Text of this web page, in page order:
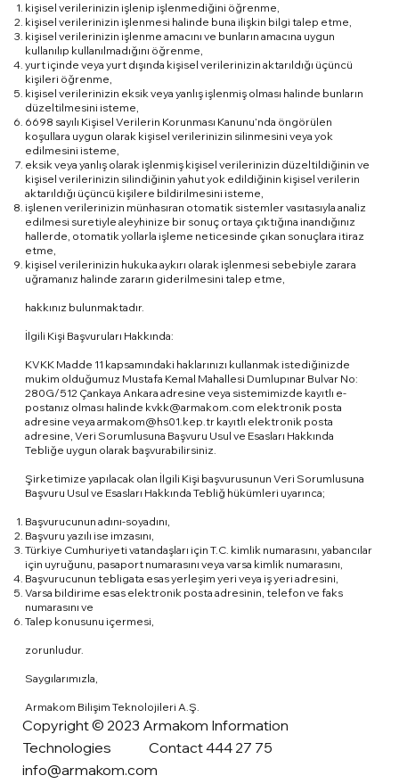
kişisel verilerinizin işlenip işlenmediğini öğrenme,
kişisel verilerinizin işlenmesi halinde buna ilişkin bilgi talep etme,
kişisel verilerinizin işlenme amacını ve bunların amacına uygun
kullanılıp kullanılmadığını öğrenme,
yurt içinde veya yurt dışında kişisel verilerinizin aktarıldığı üçüncü
kişileri öğrenme,
kişisel verilerinizin eksik veya yanlış işlenmiş olması halinde bunların
düzeltilmesini isteme,
6698 sayılı Kişisel Verilerin Korunması Kanunu’nda öngörülen
koşullara uygun olarak kişisel verilerinizin silinmesini veya yok
edilmesini isteme,
eksik veya yanlış olarak işlenmiş kişisel verilerinizin düzeltildiğinin ve
kişisel verilerinizin silindiğinin yahut yok edildiğinin kişisel verilerin
aktarıldığı üçüncü kişilere bildirilmesini isteme,
işlenen verilerinizin münhasıran otomatik sistemler vasıtasıyla analiz
edilmesi suretiyle aleyhinize bir sonuç ortaya çıktığına inandığınız
hallerde, otomatik yollarla işleme neticesinde çıkan sonuçlara itiraz
etme,
kişisel verilerinizin hukuka aykırı olarak işlenmesi sebebiyle zarara
uğramanız halinde zararın giderilmesini talep etme,
hakkınız bulunmaktadır.
İlgili Kişi Başvuruları Hakkında:
KVKK Madde 11 kapsamındaki haklarınızı kullanmak istediğinizde
mukim olduğumuz Mustafa Kemal Mahallesi Dumlupınar Bulvar No:
280G/512 Çankaya Ankara adresine veya sistemimizde kayıtlı e-
postanız olması halinde kvkk@armakom.com elektronik posta
adresine veyaarmakom@hs01.kep.tr kayıtlı elektronik posta
adresine, Veri Sorumlusuna Başvuru Usul ve Esasları Hakkında
Tebliğe uygun olarak başvurabilirsiniz.
Şirketimize yapılacak olan İlgili Kişi başvurusunun Veri Sorumlusuna
Başvuru Usul ve Esasları Hakkında Tebliğ hükümleri uyarınca;
Başvurucunun adını-soyadını,
Başvuru yazılı ise imzasını,
Türkiye Cumhuriyeti vatandaşları için T.C. kimlik numarasını, yabancılar
için uyruğunu, pasaport numarasını veya varsa kimlik numarasını,
Başvurucunun tebligata esas yerleşim yeri veya iş yeri adresini,
Varsa bildirime esas elektronik posta adresinin, telefon ve faks
numarasını ve
Talep konusunu içermesi,
zorunludur.
Saygılarımızla,
Armakom Bilişim Teknolojileri A.Ş.
Copyright © 2023 Armakom Information
Technologies Contact 444 27 75
info@armakom.com